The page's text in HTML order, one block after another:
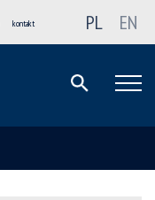
kontakt PL EN